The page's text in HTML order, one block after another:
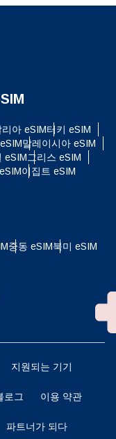
리아 eSIM터키 eSIM
말레이시아 eSIM
eSIM그리스 eSIM
이집트 eSIM
중동 eSIM북미 eSIM
지원되는 기기
로그 이용 약관
파트너가 되다